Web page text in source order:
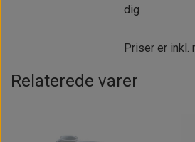
dig
Priser er inkl.
Relaterede varer